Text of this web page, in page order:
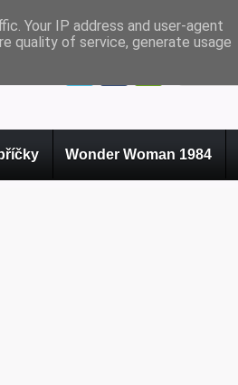
Wonder Woman 1984
Your IP address and user-agent
quality of service, generate usage